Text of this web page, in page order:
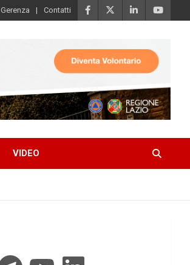
Gerenza Contatti
VIDEO
TelegramYouTube LinkedIn